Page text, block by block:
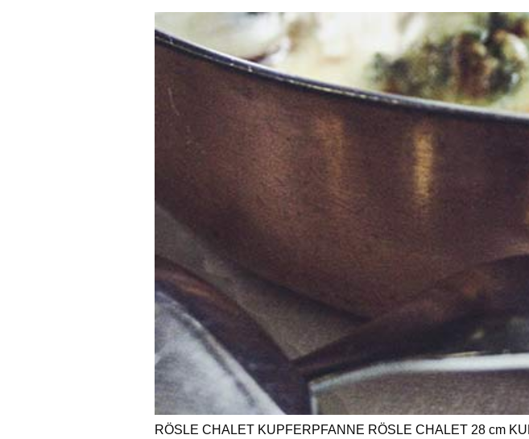
RÖSLE CHALET KUPFERPFANNE RÖSLE CHALET 28 cm